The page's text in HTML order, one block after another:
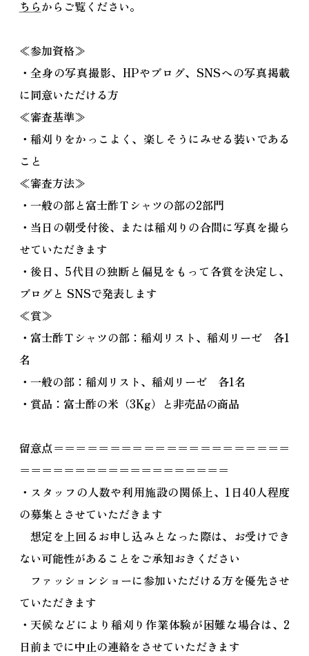
ちらからご覧ください。
≪参加資格≫
・全身の写真撮影、HPやブログ、SNSへの写真掲載
に同意いただける方
≪審査基準≫
・稲刈りをかっこよく、楽しそうにみせる装いである
こと
≪審査方法≫
・一般の部と富士酢Ｔシャツの部の2部門
・当日の朝受付後、または稲刈りの合間に写真を撮ら
せていただきます
・後日、5代目の独断と偏見をもって各賞を決定し、
ブログと SNSで発表します
≪賞≫
・富士酢Ｔシャツの部：稲刈リスト、稲刈リーゼ 各1
名
・一般の部：稲刈リスト、稲刈リーゼ 各1名
・賞品：富士酢の米（3Kg）と非売品の商品
留意点＝＝＝＝＝＝＝＝＝＝＝＝＝＝＝＝＝＝＝＝＝
＝＝＝＝＝＝＝＝＝＝＝＝＝＝＝＝＝＝＝
・スタッフの人数や利用施設の関係上、1日40人程度
の募集とさせていただきます
想定を上回るお申し込みとなった際は、お受けでき
ない可能性があることをご承知おきください
ファッションショーに参加いただける方を優先させ
ていただきます
・天候などにより稲刈り作業体験が困難な場合は、2
日前までに中止の連絡をさせていただきます